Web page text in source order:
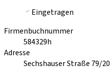
Eingetragen
Firmenbuchnummer
584329h
Adresse
Sechshauser Straße 79/20